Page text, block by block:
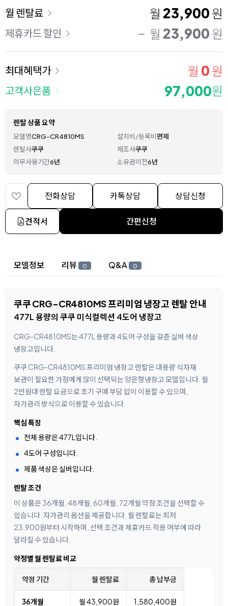
이용 요금
월 렌탈료 월 23,900 원
제휴카드 할인 월 23,900 원
최대혜택가 월 0 원
고객사은품 97,000원
렌탈 상품 요약
모델명CRG-CR4810MS 설치비/등록비면제
렌탈사쿠쿠 제조사쿠쿠
의무사용기간6년 소유권이전6년
전화상담 카톡상담 상담신청
견적서 간편신청
상세 정보
모델정보 리뷰 0 Q&A 0
쿠쿠 CRG-CR4810MS 프리미엄 냉장고 렌탈 안내
477L 용량의 쿠쿠 미식컬렉션 4도어 냉장고
CRG-CR4810MS는 477L 용량과 4도어 구성을 갖춘 실버 색상
냉장고입니다.
쿠쿠 CRG-CR4810MS 프리미엄 냉장고 렌탈은 대용량 식자재
보관이 필요한 가정에게 많이 선택되는 양문형냉장고 모델입니다. 월
2만원대 렌탈 요금으로 초기 구매 부담 없이 이용할 수 있으며,
자가관리 방식으로 이용할 수 있습니다.
핵심 특징
전체 용량은 477L입니다.
4도어 구성입니다.
제품 색상은 실버입니다.
렌탈 조건
이 상품은 36개월, 48개월, 60개월, 72개월 약정 조건을 선택할 수
있습니다. 자가관리 옵션을 제공합니다. 월 렌탈료는 최저
23,900원부터 시작하며, 선택 조건과 제휴카드 적용 여부에 따라
달라질 수 있습니다.
약정별 월 렌탈료 비교
약정 기간 월 렌탈료 총 납부금
36개월 월 43,900원 1,580,400원